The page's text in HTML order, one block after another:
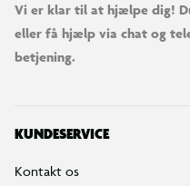
Vi er klar til at hjælpe dig!
eller få hjælp via chat og
betjening.
KUNDESERVICE
Kontakt os